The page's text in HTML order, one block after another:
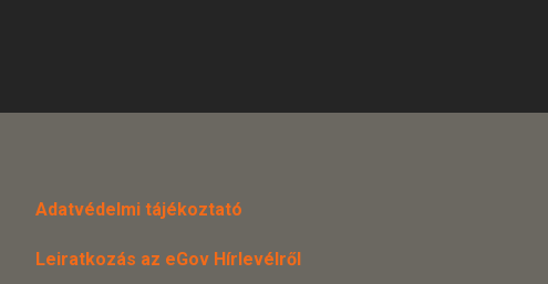
Adatvédelmi tájékoztató
Leiratkozás az eGov Hírlevélről